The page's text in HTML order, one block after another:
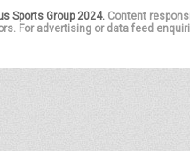
Sports Group 2024. Content
For advertising or data feed